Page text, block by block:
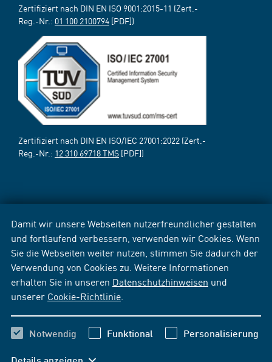
Damit wir unsere Webseiten nutzerfreundlicher gestalten
und fortlaufend verbessern, verwenden wir Cookies. Wenn
Sie die Webseiten weiter nutzen, stimmen Sie dadurch der
Verwendung von Cookies zu. Weitere Informationen
erhalten Sie in unseren Datenschutzhinweisen und
unserer Cookie-Richtlinie
Notwendig Funktional Personalisierung
Zertifiziert nach DIN EN ISO 9001:2015-11 (Zert.-
Reg.-Nr.: 01 100 2100794 [PDF])
Zertifiziert nach DIN EN ISO/IEC 27001:2022 (Zert.-
Reg.-Nr.: 12 310 69718 TMS [PDF])